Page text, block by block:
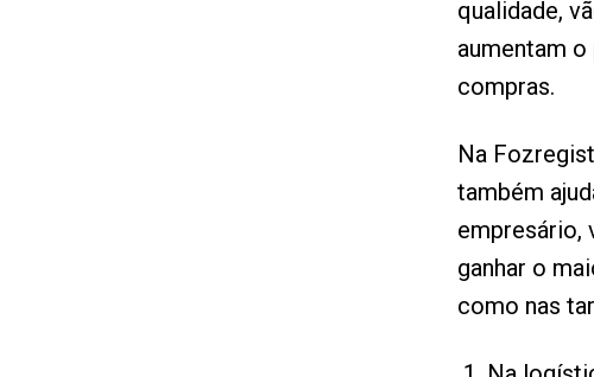
qualidade,
aumentam
compras.
Na
também
empresário,
ganhar o
como nas